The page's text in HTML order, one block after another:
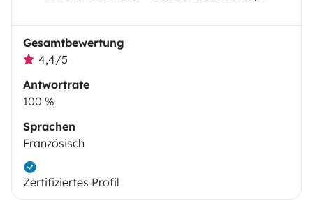
Gesamtbewertung
4,4/5
Antwortrate
100 %
Sprachen
Französisch
Zertifiziertes Profil